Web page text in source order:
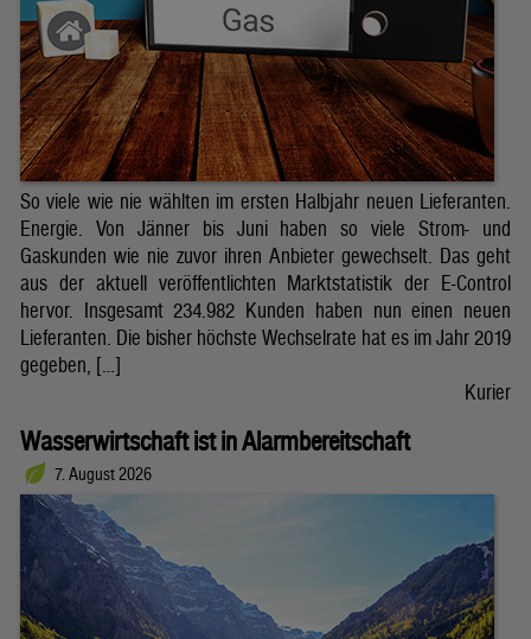
So viele wie nie wählten im ersten Halbjahr neuen Lieferanten.
Energie. Von Jänner bis Juni haben so viele Strom- und
Gaskunden wie nie zuvor ihren Anbieter gewechselt. Das geht
aus der aktuell veröffentlichten Marktstatistik der E-Control
hervor. Insgesamt 234.982 Kunden haben nun einen neuen
Lieferanten. Die bisher höchste Wechselrate hat es im Jahr 2019
gegeben, […]
Kurier
Wasserwirtschaft ist in Alarmbereitschaft
7. August 2026